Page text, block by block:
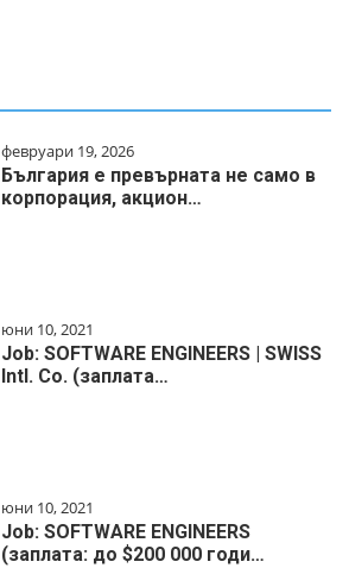
февруари 19, 2026
България е превърната не само в
корпорация, акцион…
юни 10, 2021
Job: SOFTWARE ENGINEERS | SWISS
Intl. Co. (заплата…
юни 10, 2021
Job: SOFTWARE ENGINEERS
(заплата: до $200 000 годи…